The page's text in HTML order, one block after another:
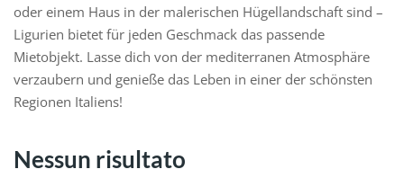
oder einem Haus in der malerischen Hügellandschaft sind –
Ligurien bietet für jeden Geschmack das passende
Mietobjekt. Lasse dich von der mediterranen Atmosphäre
verzaubern und genieße das Leben in einer der schönsten
Regionen Italiens!
Nessun risultato